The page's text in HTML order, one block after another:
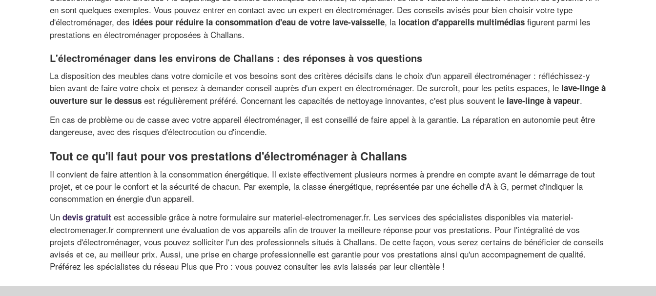
en sont quelques exemples. Vous pouvez entrer en contact avec un expert en électroménager. Des conseils avisés pour bien choisir votre type
d'électroménager, des idées pour réduire la consommation d'eau de votre lave-vaisselle, la location d'appareils multimédias figurent parmi les
prestations en électroménager proposées à Challans.
L'électroménager dans les environs de Challans : des réponses à vos questions
La disposition des meubles dans votre domicile et vos besoins sont des critères décisifs dans le choix d'un appareil électroménager : réfléchissez-y
bien avant de faire votre choix et pensez à demander conseil auprès d'un expert en électroménager. De surcroît, pour les petits espaces, le lave-linge à
ouverture sur le dessus est régulièrement préféré. Concernant les capacités de nettoyage innovantes, c'est plus souvent le lave-linge à vapeur.
En cas de problème ou de casse avec votre appareil électroménager, il est conseillé de faire appel à la garantie. La réparation en autonomie peut être
dangereuse, avec des risques d'électrocution ou d'incendie.
Tout ce qu'il faut pour vos prestations d'électroménager à Challans
Il convient de faire attention à la consommation énergétique. Il existe effectivement plusieurs normes à prendre en compte avant le démarrage de tout
projet, et ce pour le confort et la sécurité de chacun. Par exemple, la classe énergétique, représentée par une échelle d'A à G, permet d'indiquer la
consommation en énergie d'un appareil.
Un devis gratuit est accessible grâce à notre formulaire sur materiel-electromenager.fr. Les services des spécialistes disponibles via materiel-
electromenager.fr comprennent une évaluation de vos appareils afin de trouver la meilleure réponse pour vos prestations. Pour l'intégralité de vos
projets d'électroménager, vous pouvez solliciter l'un des professionnels situés à Challans. De cette façon, vous serez certains de bénéficier de conseils
avisés et ce, au meilleur prix. Aussi, une prise en charge professionnelle est garantie pour vos prestations ainsi qu'un accompagnement de qualité.
Préférez les spécialistes du réseau Plus que Pro : vous pouvez consulter les avis laissés par leur clientèle !